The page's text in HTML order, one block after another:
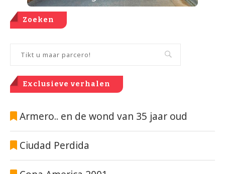
Zoeken
Exclusieve verhalen
Armero.. en de wond van 35 jaar oud
Ciudad Perdida